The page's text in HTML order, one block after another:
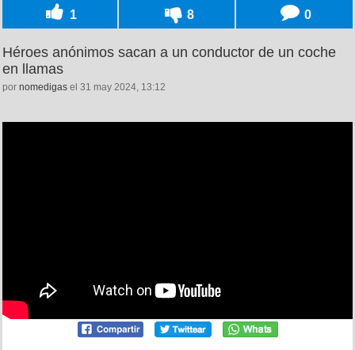
1 8 0
Héroes anónimos sacan a un conductor de un coche
en llamas
por nomedigas el 31 may 2024, 13:12